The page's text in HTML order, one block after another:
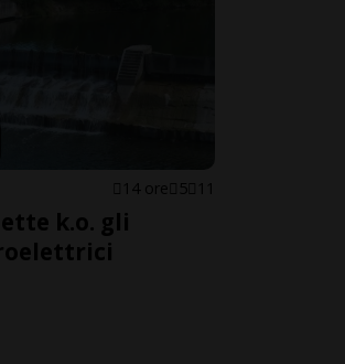
14 ore 5 11
k.o. gli